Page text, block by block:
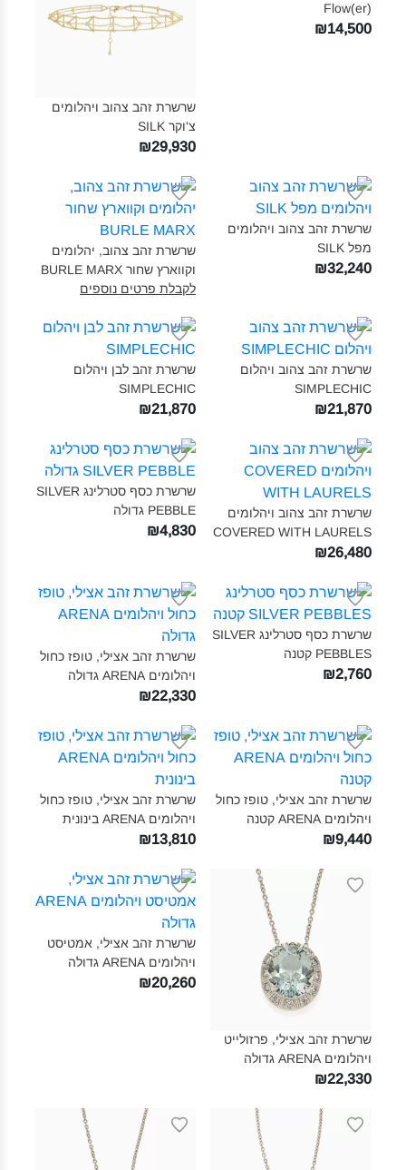
(Flow(er‎
₪14,500
שרשרת זהב צהוב ויהלומים
צ'וקר SILK‎
₪29,930
שרשרת זהב צהוב ויהלומים
מפל SILK‎
₪32,240
שרשרת זהב צהוב, יהלומים
וקווארץ שחור BURLE MARX‎
לקבלת פרטים נוספים
שרשרת זהב צהוב ויהלום
SIMPLECHIC‎
₪21,870
שרשרת זהב לבן ויהלום
SIMPLECHIC‎
₪21,870
שרשרת זהב צהוב ויהלומים
COVERED WITH LAURELS‎
₪26,480
שרשרת כסף סטרלינג SILVER
PEBBLE גדולה‎
₪4,830
שרשרת כסף סטרלינג SILVER
PEBBLES קטנה‎
₪2,760
שרשרת זהב אצילי, טופז כחול
ויהלומים ARENA גדולה‎
₪22,330
שרשרת זהב אצילי, טופז כחול
ויהלומים ARENA קטנה‎
₪9,440
שרשרת זהב אצילי, טופז כחול
ויהלומים ARENA בינונית‎
₪13,810
שרשרת זהב אצילי, פרזולייט
ויהלומים ARENA גדולה‎
₪22,330
שרשרת זהב אצילי, אמטיסט
ויהלומים ARENA גדולה‎
₪20,260